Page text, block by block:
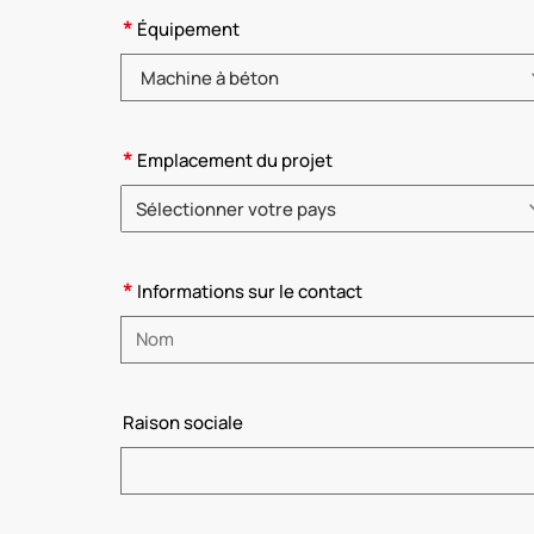
* Équipement
* Emplacement du projet
Sélectionner votre pays
* Informations sur le contact
Raison sociale